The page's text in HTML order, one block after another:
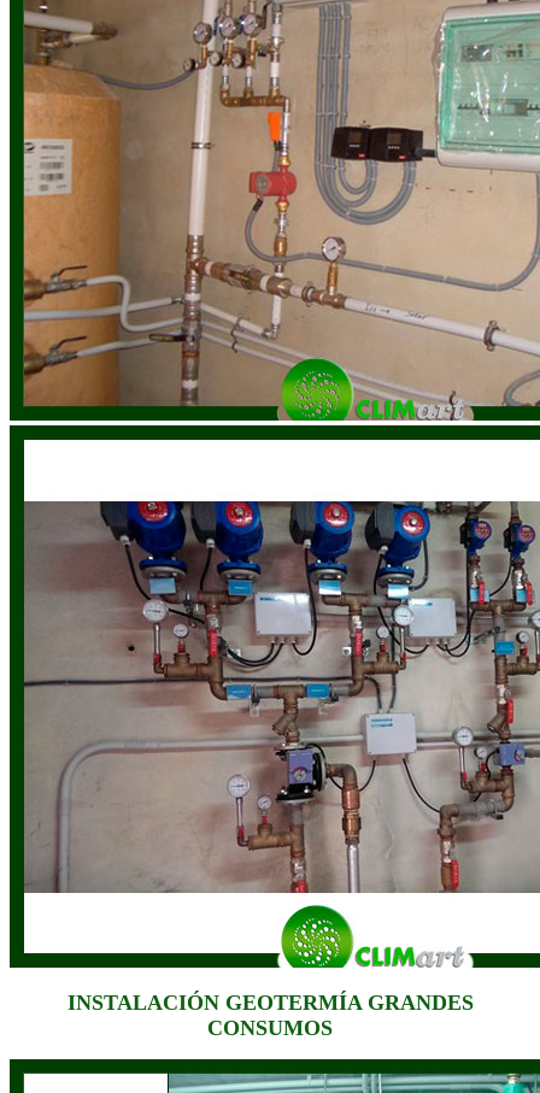
INSTALACIÓN GEOTERMÍA GRANDES
CONSUMOS